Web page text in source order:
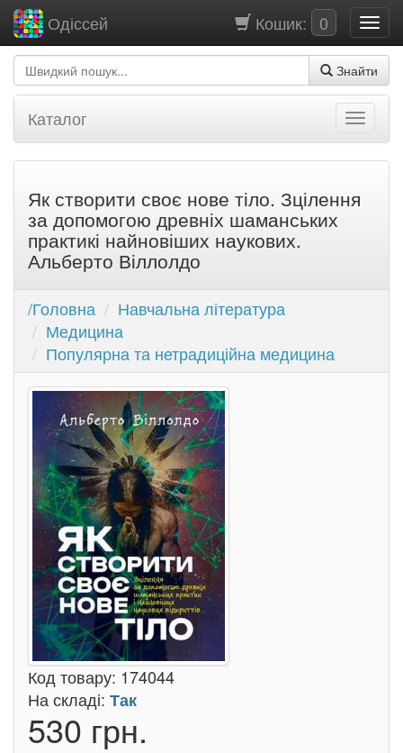
Кошик: 0
Одіссей
Знайти
Каталог
Як створити своє нове тіло. Зцілення
за допомогою древніх шаманських
практикі найновіших наукових.
Альберто Віллолдо
/Головна
Навчальна література
Медицина
Популярна та нетрадиційна медицина
Код товару: 174044
На складі: Так
530 грн.